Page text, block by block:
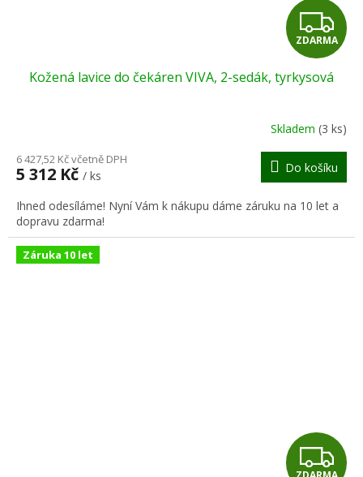
Z
D
A
R
M
A
ZDARMA
Kožená lavice do čekáren VIVA, 2-sedák, tyrkysová
Skladem (3 ks)
6 427,52 Kč včetně DPH
5 312 Kč / ks
Do košíku
Ihned odesíláme! Nyní Vám k nákupu dáme záruku na 10 let a
dopravu zdarma!
Záruka 10 let
Z